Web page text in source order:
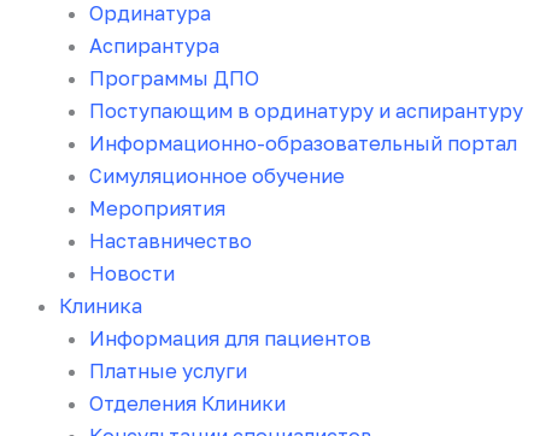
Ординатура
Аспирантура
Программы ДПО
Поступающим в ординатуру и аспирантуру
Информационно-образовательный портал
Симуляционное обучение
Мероприятия
Наставничество
Новости
Клиника
Информация для пациентов
Платные услуги
Отделения Клиники